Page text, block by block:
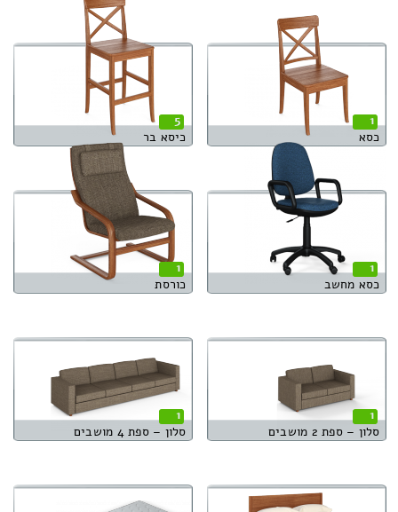
1
כסא
5
כיסא בר
1
כסא מחשב
1
כורסת
1
סלון – ספת 2 מושבים
1
סלון – ספת 4 מושבים